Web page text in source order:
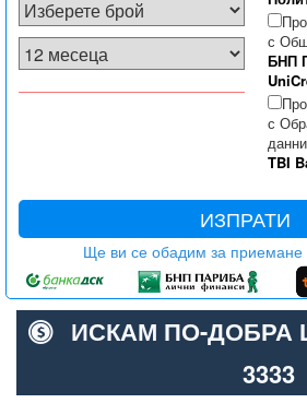
с
БНП
с
TBI
ИЗПРАТИ
Ще ви се обадим за приемане
ИСКАМ ПО-ДОБРА
3333